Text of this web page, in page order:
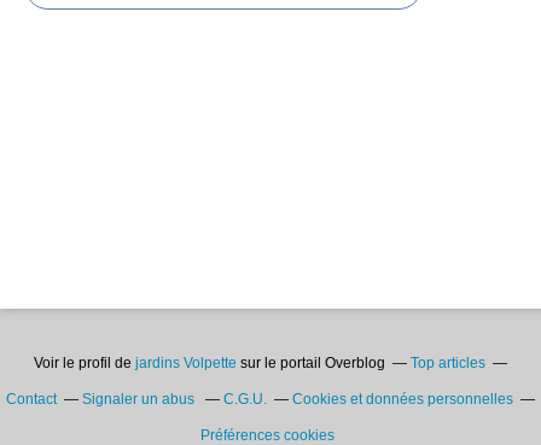
Voir le profil de jardins Volpette sur le portail Overblog Top articles
Contact Signaler un abus C.G.U. Cookies et données personnelles
Préférences cookies